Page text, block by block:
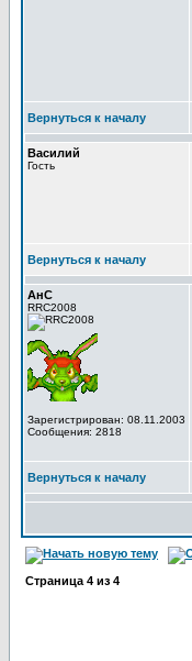
Вернуться к началу
Василий
Гость
Вернуться к началу
АнС
RRC2008
Зарегистрирован: 08.11.2003
Сообщения: 2818
Вернуться к началу
Страница 4 из 4